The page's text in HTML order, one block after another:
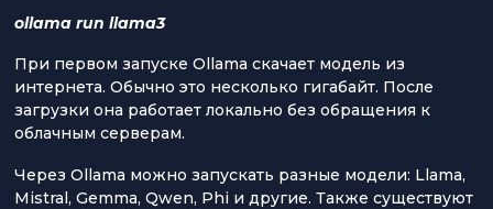
ollama run llama3
При первом запуске Ollama скачает модель из
интернета. Обычно это несколько гигабайт. После
загрузки она работает локально без обращения к
облачным серверам.
Через Ollama можно запускать разные модели: Llama,
Mistral, Gemma, Qwen, Phi и другие. Также существуют